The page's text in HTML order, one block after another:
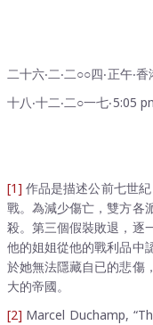
二十六‧二‧二○○四‧正午‧
十八‧十二‧二○一七‧5:05
[1] 作品是描述公前七世
戰。為減少傷亡，雙方各
殺。第三個假裝敗退，逐
他的姐姐從他的戰利品中
於她無法隱藏自已的悲傷
大的帝國。
[2] Marcel Duchamp,